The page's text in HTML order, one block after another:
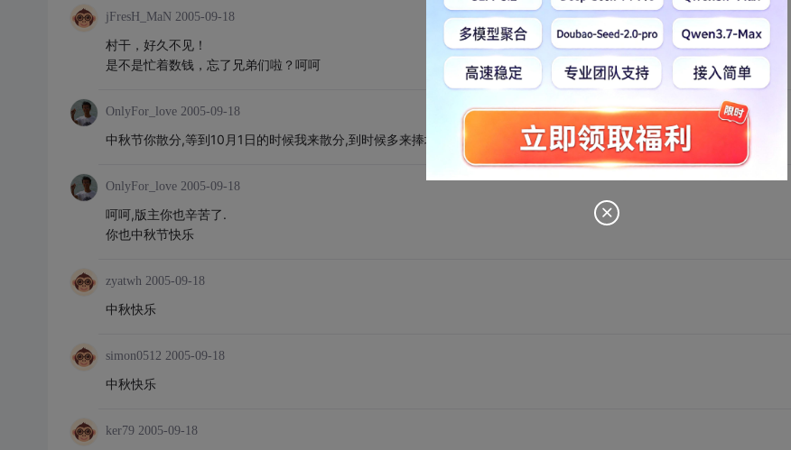
jFresH_MaN 2005-09-18
村干，好久不见！
是不是忙着数钱，忘了兄弟们啦？呵呵
OnlyFor_love 2005-09-18
中秋节你散分,等到10月1日的时候我来散分,到时候多来捧场啊
OnlyFor_love 2005-09-18
呵呵,版主你也辛苦了.
你也中秋节快乐
zyatwh 2005-09-18
中秋快乐
simon0512 2005-09-18
中秋快乐
ker79 2005-09-18